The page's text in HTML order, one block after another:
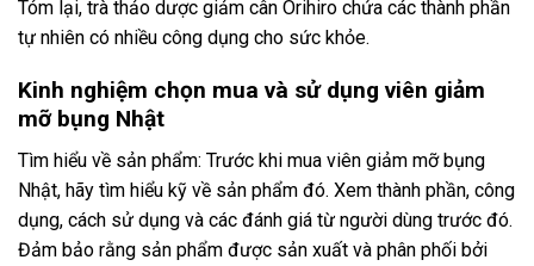
Tóm lại, trà thảo dược giảm cân Orihiro chứa các thành phần
tự nhiên có nhiều công dụng cho sức khỏe.
Kinh nghiệm chọn mua và sử dụng viên giảm
mỡ bụng Nhật
Tìm hiểu về sản phẩm: Trước khi mua viên giảm mỡ bụng
Nhật, hãy tìm hiểu kỹ về sản phẩm đó. Xem thành phần, công
dụng, cách sử dụng và các đánh giá từ người dùng trước đó.
Đảm bảo rằng sản phẩm được sản xuất và phân phối bởi